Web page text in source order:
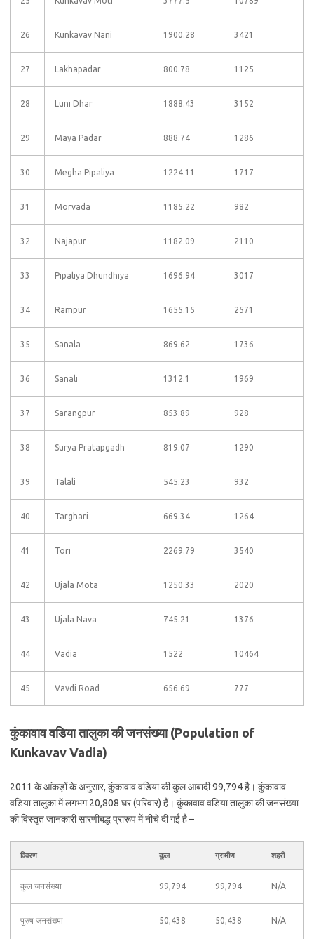
26 Kunkavav Nani 1900.28 3421
27 Lakhapadar 800.78 1125
28 Luni Dhar 1888.43 3152
29 Maya Padar 888.74 1286
30 Megha Pipaliya 1224.11 1717
31 Morvada 1185.22 982
32 Najapur 1182.09 2110
33 Pipaliya Dhundhiya 1696.94 3017
34 Rampur 1655.15 2571
35 Sanala 869.62 1736
36 Sanali 1312.1 1969
37 Sarangpur 853.89 928
38 Surya Pratapgadh 819.07 1290
39 Talali 545.23 932
40 Targhari 669.34 1264
41 Tori 2269.79 3540
42 Ujala Mota 1250.33 2020
43 Ujala Nava 745.21 1376
44 Vadia 1522 10464
45 Vavdi Road 656.69 777
कुंकावाव वडिया तालुका की जनसंख्या (Population of
Kunkavav Vadia)
2011 के आंकड़ों के अनुसार, कुंकावाव वडिया की कुल आबादी 99,794 है। कुंकावाव
वडिया तालुका में लगभग 20,808 घर (परिवार) हैं। कुंकावाव वडिया तालुका की जनसंख्या
की विस्तृत जानकारी सारणीबद्ध प्रारूप में नीचे दी गई है –
विवरण कुल ग्रामीण शहरी
कुल जनसंख्या 99,794 99,794 N/A
पुरुष जनसंख्या 50,438 50,438 N/A